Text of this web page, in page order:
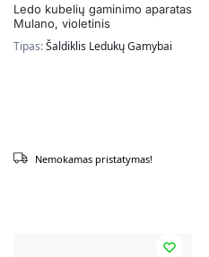
Ledo kubelių gaminimo aparatas
Mulano, violetinis
Tipas:Šaldiklis Ledukų Gamybai
Nemokamas pristatymas!